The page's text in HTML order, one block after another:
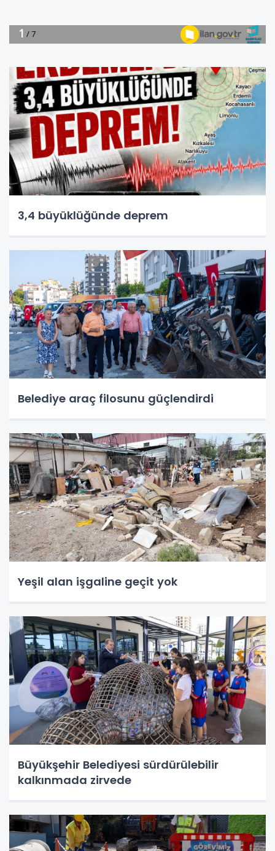
3,4 büyüklüğünde deprem
Belediye araç filosunu güçlendirdi
Yeşil alan işgaline geçit yok
Büyükşehir Belediyesi sürdürülebilir
kalkınmada zirvede